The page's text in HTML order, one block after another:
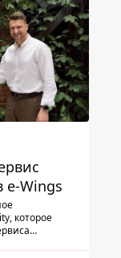
e-Wings
которое